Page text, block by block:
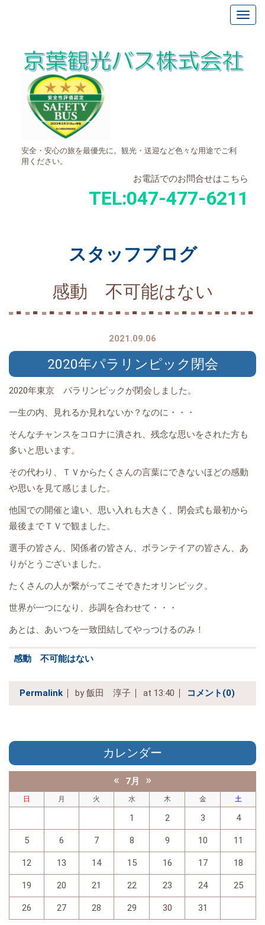
安全・安心の旅を最優先に。観光・送迎など色々な用途でご利
用ください。
お電話でのお問合せはこちら
TEL:047-477-6211
スタッフブログ
感動 不可能はない
2021.09.06
2020年パラリンピック閉会
2020年東京 パラリンピックが閉会しました。
一生の内、見れるか見れないか？なのに・・・
そんなチャンスをコロナに潰され、残念な思いをされた方も
多いと思います。
その代わり、ＴＶからたくさんの言葉にできないほどの感動
や思いを見て感じました。
他国での開催と違い、思い入れも大きく、閉会式も最初から
最後までＴＶで観ました。
選手の皆さん、関係者の皆さん、ボランテイアの皆さん、あ
りがとうございました。
たくさんの人が繋がってこそできたオリンピック。
世界が一つになり、歩調を合わせて・・・
あとは、あいつを一致団結してやっつけるのみ！
感動 不可能はない
Permalink by 飯田 淳子 at 13:40 コメント(0)
カレンダー
« 7月 »
日 月 火 水 木 金 土
1 2 3 4
5 6 7 8 9 10 11
12 13 14 15 16 17 18
19 20 21 22 23 24 25
26 27 28 29 30 31